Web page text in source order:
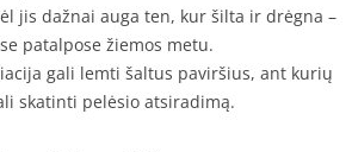
jis dažnai auga ten, kur šilta ir drėgna –
patalpose žiemos metu.
gali lemti šaltus paviršius, ant kurių
skatinti pelėsio atsiradimą.